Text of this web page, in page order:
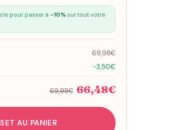
pour passer à -10%sur tout votre
69,98€
-3,50€
69,98€ 66,48€
AU PANIER